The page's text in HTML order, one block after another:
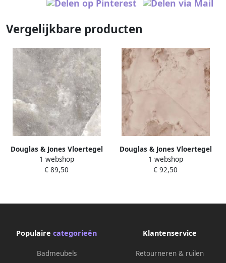
Vergelijkbare producten
Douglas & Jones Vloertegel
Magnum 120x120 cm
Marmerlook Gerectificeerd 6
1 webshop
€ 89,50
Douglas & Jones Vloertegel
Magnum 120x120 cm
Marmerlook Gerectificeerd 6
1 webshop
€ 92,50
Populaire categorieën
Badmeubels
Klantenservice
Retourneren & ruilen